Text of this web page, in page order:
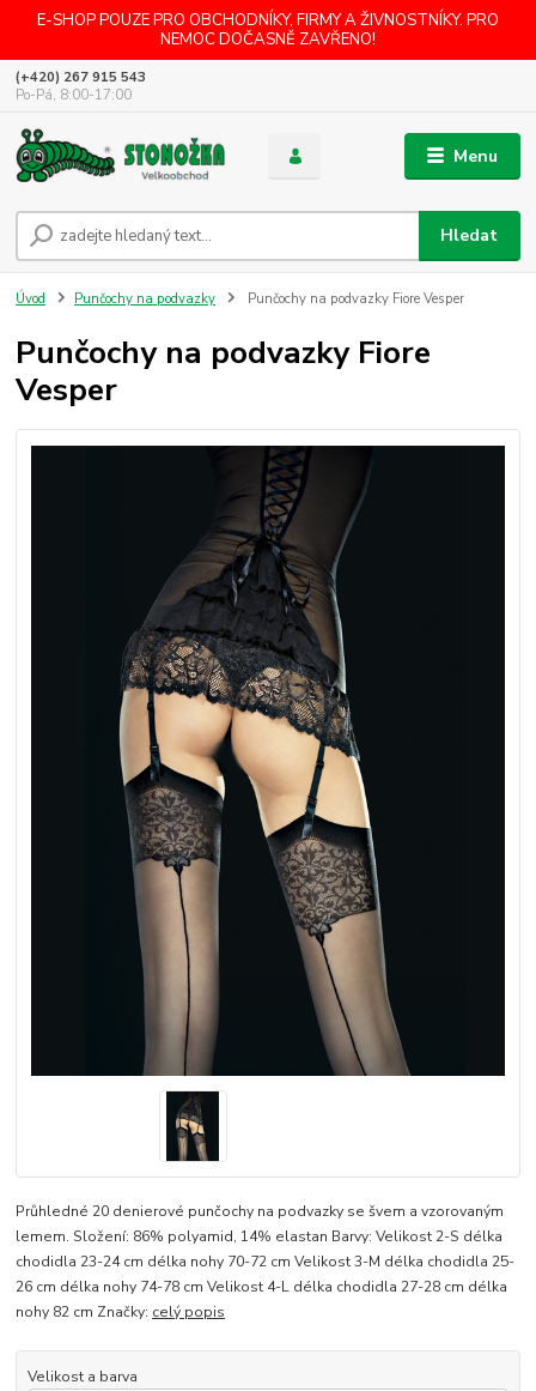
E-SHOP POUZE PRO OBCHODNÍKY, FIRMY A ŽIVNOSTNÍKY. PRO
NEMOC DOČASNĚ ZAVŘENO!
Menu
Hledat
(+420) 267 915 543
Po-Pá, 8:00-17:00
Úvod Punčochy na podvazky Punčochy na podvazky Fiore Vesper
Punčochy na podvazky Fiore
Vesper
Průhledné 20 denierové punčochy na podvazky se švem a vzorovaným
lemem. Složení: 86% polyamid, 14% elastan Barvy: Velikost 2-S délka
chodidla 23-24 cm délka nohy 70-72 cm Velikost 3-M délka chodidla 25-
26 cm délka nohy 74-78 cm Velikost 4-L délka chodidla 27-28 cm délka
nohy 82 cm Značky: celý popis
Velikost a barva